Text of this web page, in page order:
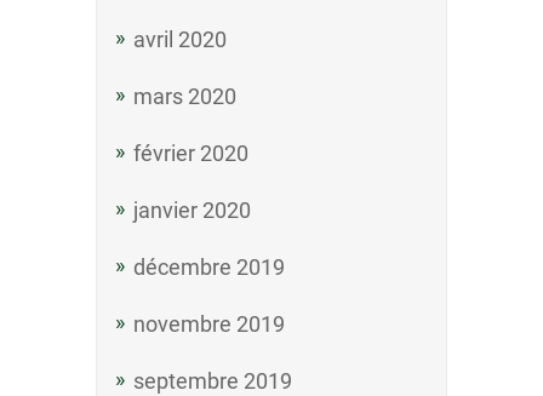
avril 2020
mars 2020
février 2020
janvier 2020
décembre 2019
novembre 2019
septembre 2019